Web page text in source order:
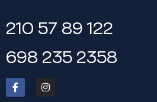
210 57 89 122
698 235 2358